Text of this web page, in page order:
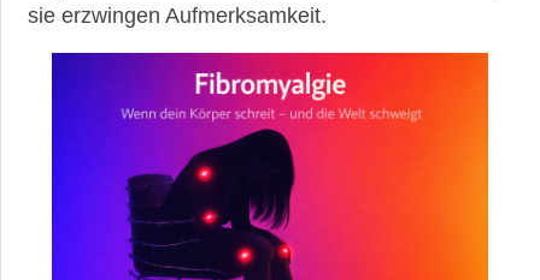
sie erzwingen Aufmerksamkeit.